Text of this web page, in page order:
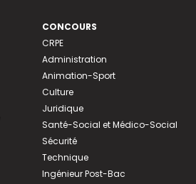
CONCOURS
CRPE
Administration
Animation-Sport
Culture
Juridique
Santé-Social et Médico-Social
Sécurité
Technique
Ingénieur Post-Bac